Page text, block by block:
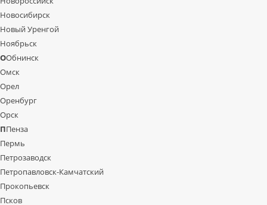
Новосибирск
Новый Уренгой
Ноябрьск
ООбнинск
Омск
Орел
Оренбург
Орск
ППенза
Пермь
Петрозаводск
Петропавловск-Камчатский
Прокопьевск
Псков